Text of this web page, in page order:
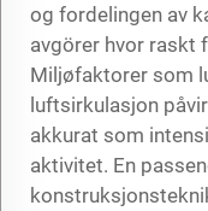
og fordelingen av
avgörer hvor raskt
Miljøfaktorer som
luftsirkulasjon
akkurat som
aktivitet. En